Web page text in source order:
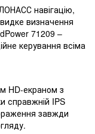
навігацію,
визначення
71209 –
керування всіма
HD-екраном з
справжній IPS
завжди